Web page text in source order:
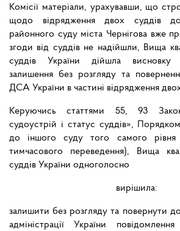
Комісії матеріали, урахувавши, що
щодо відрядження двох суддів до
районного суду міста Чернігова вже
згоди від суддів не надійшли, Вища
суддів України дійшла висновку
залишення без розгляду та
ДСА України в частині відрядження
Керуючись статтями 55, 93
судоустрій і статус суддів»,
до іншого суду того самого рівня і
тимчасового переведення), Вища
суддів України одноголосно
вирішила:
залишити без розгляду та повернути
адміністрації України